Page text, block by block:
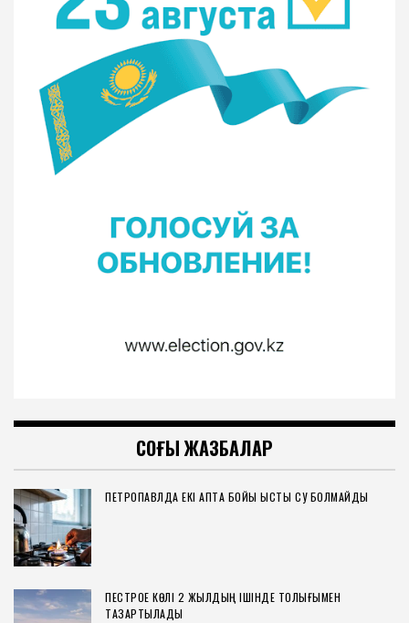
СОҢҒЫ ЖАЗБАЛАР
ПЕТРОПАВЛДА ЕКІ АПТА БОЙЫ ЫСТЫҚ СУ БОЛМАЙДЫ
ПЕСТРОЕ КӨЛІ 2 ЖЫЛДЫҢ ІШІНДЕ ТОЛЫҒЫМЕН
ТАЗАРТЫЛАДЫ